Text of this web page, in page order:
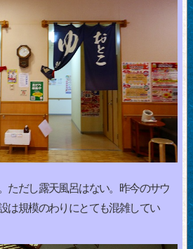
ただし露天風呂はない。昨今のサウ
は規模のわりにとても混雑してい